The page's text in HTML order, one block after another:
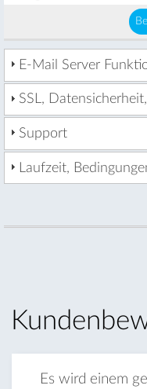
E-Mail Server
SSL,
Support
Laufzeit,
Es wird einem